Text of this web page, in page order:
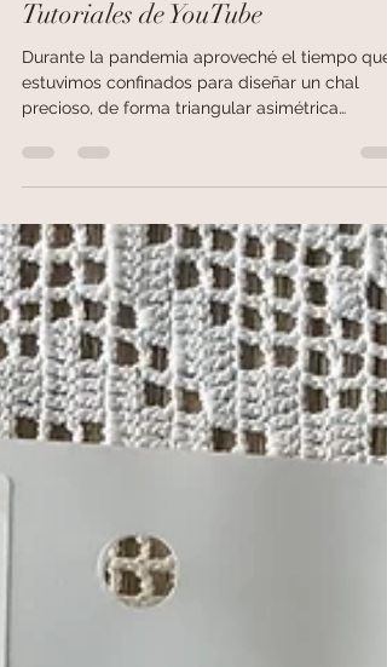
charminknitting
27 oct 2023
1 min de lectura
Tutoriales de YouTube
Durante la pandemia aproveché el tiempo que
llamado...